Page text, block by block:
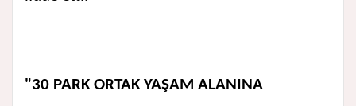
"30 PARK ORTAK YAŞAM ALANINA